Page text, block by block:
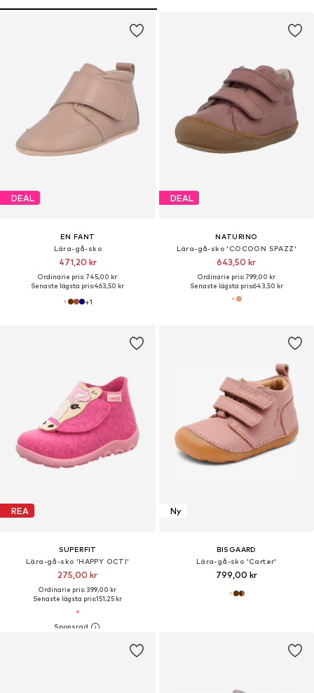
DEAL
EN FANT
Lära-gå-sko
471,20 kr
Ordinarie pris: 745,00 kr
Senaste lägsta pris:463,50 kr
+1
DEAL
NATURINO
Lära-gå-sko 'COCOON SPAZZ'
643,50 kr
Ordinarie pris: 799,00 kr
Senaste lägsta pris:643,50 kr
REA
SUPERFIT
Lära-gå-sko 'HAPPY OCTI'
275,00 kr
Ordinarie pris: 399,00 kr
Senaste lägsta pris:151,25 kr
Ny
BISGAARD
Lära-gå-sko 'Carter'
799,00 kr